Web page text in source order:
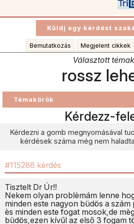
Bemutatkozás Megjelent cikkek
Választott
rossz
Témakörök
Kérdezz-
Kérdezni a gomb megnyomásával
kérdések száma még nem
#115288 kérdés
Tisztelt Dr Úr!!
Nekem olyan problèmám lenne
minden este nagyon büdös a szám
ès minden este fogat mosok,de
büdös,ezen kívűl az első 3 fogam